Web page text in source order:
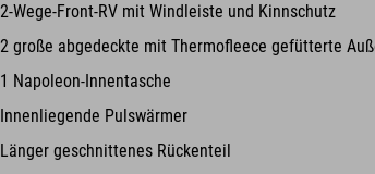
2-Wege-Front-RV mit Windleiste und Kinnschutz
2 große abgedeckte mit Thermofleece gefütterte
1 Napoleon-Innentasche
Innenliegende Pulswärmer
Länger geschnittenes Rückenteil